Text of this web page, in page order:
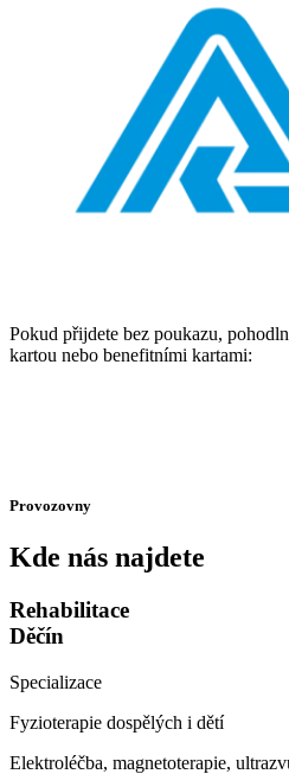
Pokud přijdete bez poukazu,
kartou nebo benefitními kartami:
Provozovny
Kde nás najdete
Rehabilitace
Děčín
Specializace
Fyzioterapie dospělých i dětí
Elektroléčba, magnetoterapie,